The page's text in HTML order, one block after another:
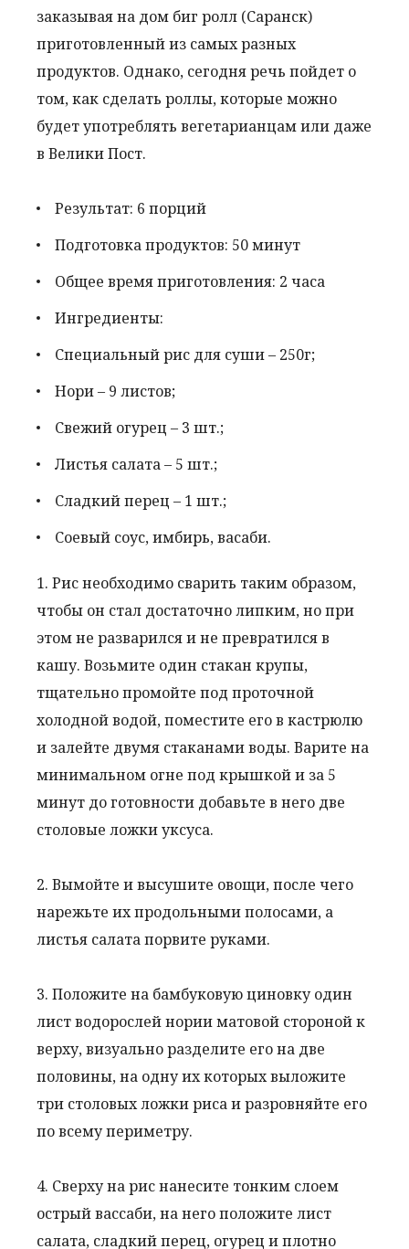
заказывая на дом биг ролл (Саранск)
приготовленный из самых разных
продуктов. Однако, сегодня речь пойдет о
том, как сделать роллы, которые можно
будет употреблять вегетарианцам или даже
в Велики Пост.
Результат: 6 порций
Подготовка продуктов: 50 минут
Общее время приготовления: 2 часа
Ингредиенты:
Специальный рис для суши – 250г;
Нори – 9 листов;
Свежий огурец – 3 шт.;
Листья салата – 5 шт.;
Сладкий перец – 1 шт.;
Соевый соус, имбирь, васаби.
1. Рис необходимо сварить таким образом,
чтобы он стал достаточно липким, но при
этом не разварился и не превратился в
кашу. Возьмите один стакан крупы,
тщательно промойте под проточной
холодной водой, поместите его в кастрюлю
и залейте двумя стаканами воды. Варите на
минимальном огне под крышкой и за 5
минут до готовности добавьте в него две
столовые ложки уксуса.
2. Вымойте и высушите овощи, после чего
нарежьте их продольными полосами, а
листья салата порвите руками.
3. Положите на бамбуковую циновку один
лист водорослей нории матовой стороной к
верху, визуально разделите его на две
половины, на одну их которых выложите
три столовых ложки риса и разровняйте его
по всему периметру.
4. Сверху на рис нанесите тонким слоем
острый вассаби, на него положите лист
салата, сладкий перец, огурец и плотно